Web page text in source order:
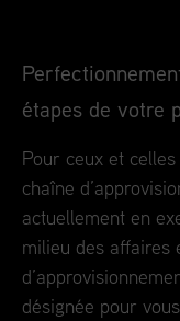
étapes de votre
Pour ceux et
chaîne
actuellement en
milieu des affaires
désignée pour